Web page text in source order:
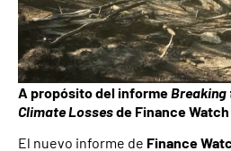
A propósito del informe Breaking
Climate Lossesde Finance
El nuevo informe de Finance